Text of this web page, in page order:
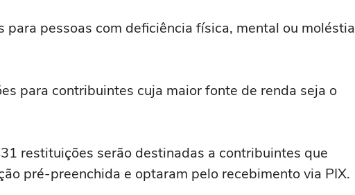
pessoas com deficiência física, mental ou moléstia
para contribuintes cuja maior fonte de renda seja o
restituições serão destinadas a contribuintes que
pré-preenchida e optaram pelo recebimento via PIX.